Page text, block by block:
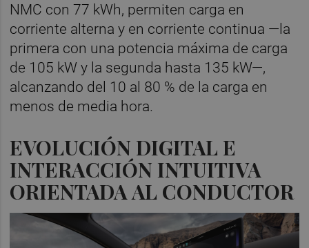
NMC con 77 kWh, permiten carga en
corriente alterna y en corriente continua —la
primera con una potencia máxima de carga
de 105 kW y la segunda hasta 135 kW—,
alcanzando del 10 al 80 % de la carga en
menos de media hora.
EVOLUCIÓN DIGITAL E
INTERACCIÓN INTUITIVA
ORIENTADA AL CONDUCTOR